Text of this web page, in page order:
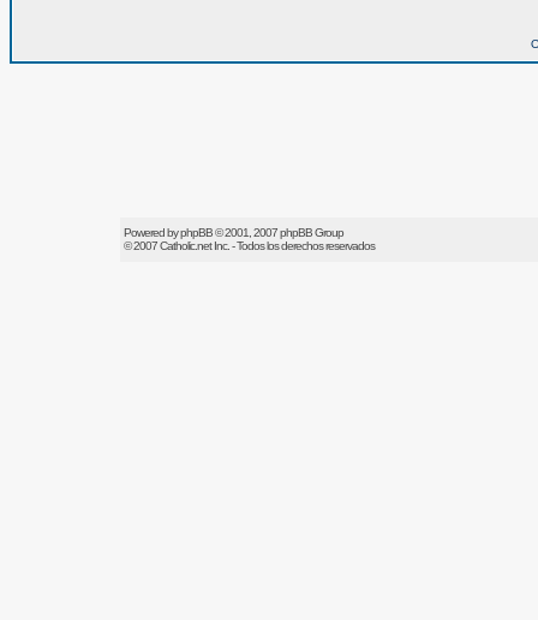
Powered byphpBB© 2001, 2007 phpBB Group
© 2007Catholic.netInc. - Todos los derechos reservados